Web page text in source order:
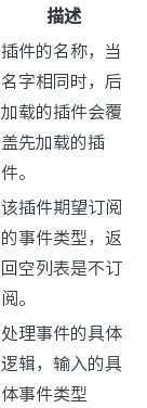
描述
插件的名称，当
名字相同时，后
加载的插件会覆
盖先加载的插
件。
该插件期望订阅
的事件类型，返
回空列表是不订
阅。
处理事件的具体
逻辑，输入的具
体事件类型